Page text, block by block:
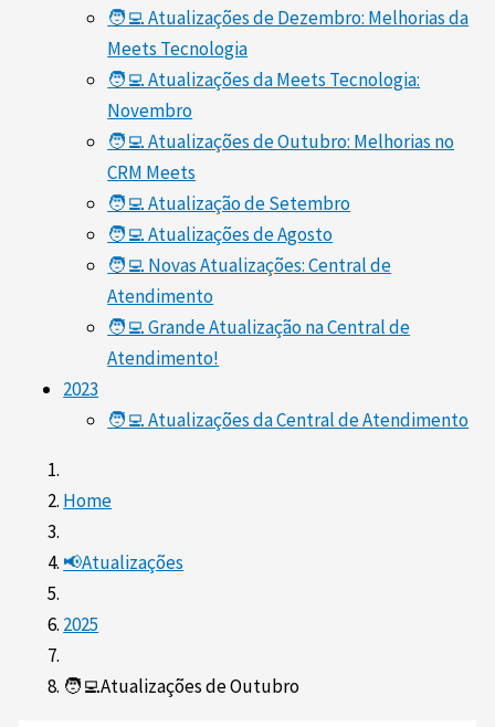
🧑‍💻 Atualizações de Dezembro: Melhorias da
Meets Tecnologia
🧑‍💻 Atualizações da Meets Tecnologia:
Novembro
🧑‍💻 Atualizações de Outubro: Melhorias no
CRM Meets
🧑‍💻 Atualização de Setembro
🧑‍💻 Atualizações de Agosto
🧑‍💻 Novas Atualizações: Central de
Atendimento
🧑‍💻 Grande Atualização na Central de
Atendimento!
2023
🧑‍💻 Atualizações da Central de Atendimento
Home
📢Atualizações
2025
🧑‍💻Atualizações de Outubro